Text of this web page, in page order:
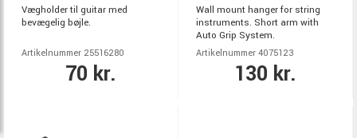
Vægholder til guitar med
bevægelig bøjle.
Artikelnummer 25516280
70 kr.
Wall mount hanger for string
instruments. Short arm with
Auto Grip System.
Artikelnummer 4075123
130 kr.